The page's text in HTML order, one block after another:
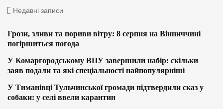
Недавні записи
Грози, зливи та пориви вітру: 8 серпня на Вінниччині
погіршиться погода
У Комаргородському ВПУ завершили набір: скільки
заяв подали та які спеціальності найпопулярніші
У Тиманівці Тульчинської громади підтвердили сказ у
собаки: у селі ввели карантин